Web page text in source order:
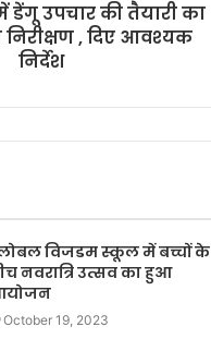
उपचार की तैयारी का
, दिए आवश्यक
निर्देश
विजडम स्कूल में बच्चों के
नवरात्रि उत्सव का हुआ
October 19, 2023